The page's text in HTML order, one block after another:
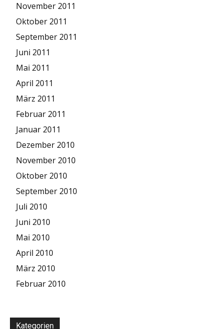
November 2011
Oktober 2011
September 2011
Juni 2011
Mai 2011
April 2011
März 2011
Februar 2011
Januar 2011
Dezember 2010
November 2010
Oktober 2010
September 2010
Juli 2010
Juni 2010
Mai 2010
April 2010
März 2010
Februar 2010
Kategorien